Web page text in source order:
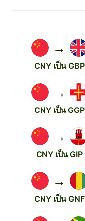
→
CNY เป็น GBP
→
CNY เป็น GGP
→
CNY เป็น GIP
→
CNY เป็น GNF